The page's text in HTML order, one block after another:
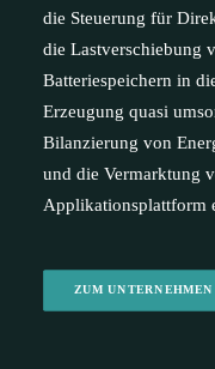
die Steuerung für
die Lastverschiebung
Batteriespeichern in
Erzeugung quasi
Bilanzierung von
und die Vermarktung
Applikationsplattform
ZUM UNTERNEHMEN